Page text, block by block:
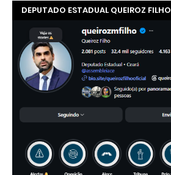
DEPUTADO ESTADUAL QUEIROZ FILHO